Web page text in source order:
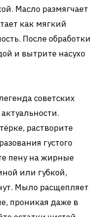
Масло размягчает
как мягкий
После обработки
и вытрите насухо
советских
растворите
густого
пену на жирные
или губкой,
Мыло расщепляет
проникая даже в